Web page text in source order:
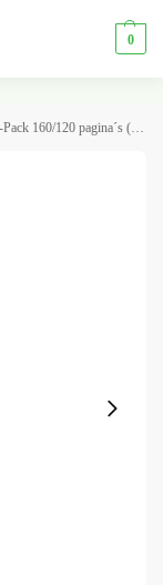
0
120 pagina´s (Origineel) 6L6S6UE